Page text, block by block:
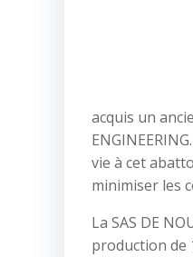
acquis un
vie à cet
minimiser les
La SAS DE
production de